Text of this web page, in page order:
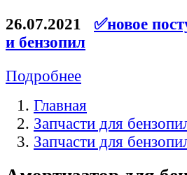
26.07.2021
✅новое
и бензопил
Подробнее
Главная
Запчасти для
Запчасти для